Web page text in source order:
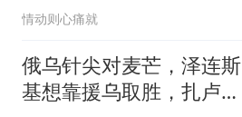
情动则心痛就
俄乌针尖对麦芒，泽连斯
基想靠援乌取胜，扎卢日